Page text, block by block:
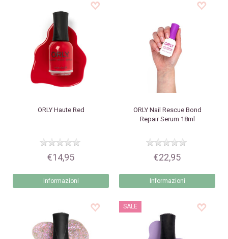
ORLYHaute Red
€14,95
Informazioni
ORLYNail Rescue Bond
Repair Serum 18ml
€22,95
Informazioni
SALE